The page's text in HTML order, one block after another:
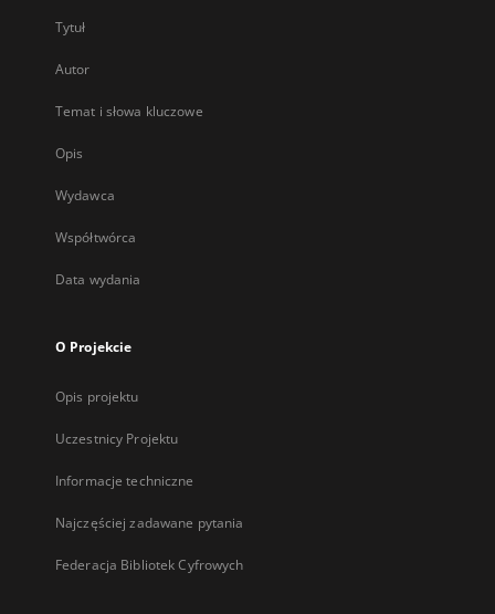
Tytuł
Autor
Temat i słowa kluczowe
Opis
Wydawca
Współtwórca
Data wydania
O Projekcie
Opis projektu
Uczestnicy Projektu
Informacje techniczne
Najczęściej zadawane pytania
Federacja Bibliotek Cyfrowych